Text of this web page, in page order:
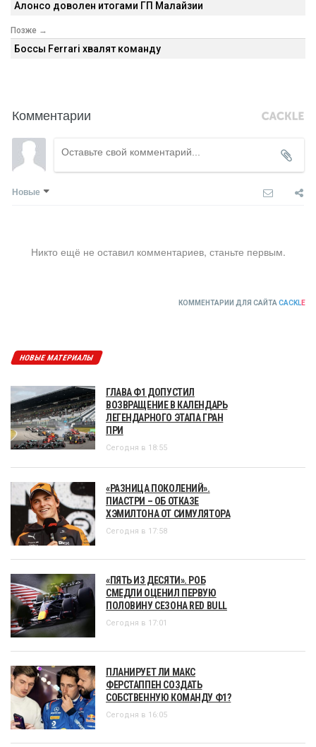
Алонсо доволен итогами ГП Малайзии
Позже →
Боссы Ferrari хвалят команду
Комментарии
Новые
Никто ещё не оставил комментариев, станьте первым.
КОММЕНТАРИИ ДЛЯ САЙТА CACKLE
НОВЫЕ МАТЕРИАЛЫ
ГЛАВА Ф1 ДОПУСТИЛ
ВОЗВРАЩЕНИЕ В КАЛЕНДАРЬ
ЛЕГЕНДАРНОГО ЭТАПА ГРАН
ПРИ
Сегодня в 18:55
«РАЗНИЦА ПОКОЛЕНИЙ».
ПИАСТРИ – ОБ ОТКАЗЕ
ХЭМИЛТОНА ОТ СИМУЛЯТОРА
Сегодня в 17:58
«ПЯТЬ ИЗ ДЕСЯТИ». РОБ
СМЕДЛИ ОЦЕНИЛ ПЕРВУЮ
ПОЛОВИНУ СЕЗОНА RED BULL
Сегодня в 17:01
ПЛАНИРУЕТ ЛИ МАКС
ФЕРСТАППЕН СОЗДАТЬ
СОБСТВЕННУЮ КОМАНДУ Ф1?
Сегодня в 16:05